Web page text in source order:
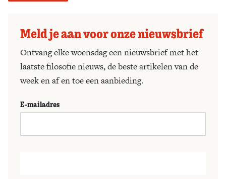
Meld je aan voor onze nieuwsbrief
Ontvang elke woensdag een nieuwsbrief met het
laatste filosofie nieuws, de beste artikelen van de
week en af en toe een aanbieding.
E-mailadres